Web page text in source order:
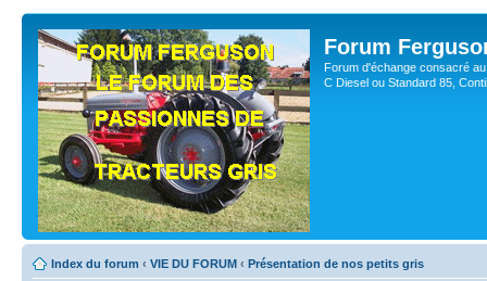
Forum
Forum d'échange consacré
C Diesel ou Standard 85,
Index du forum ‹ VIE DU FORUM ‹ Présentation de nos petits gris